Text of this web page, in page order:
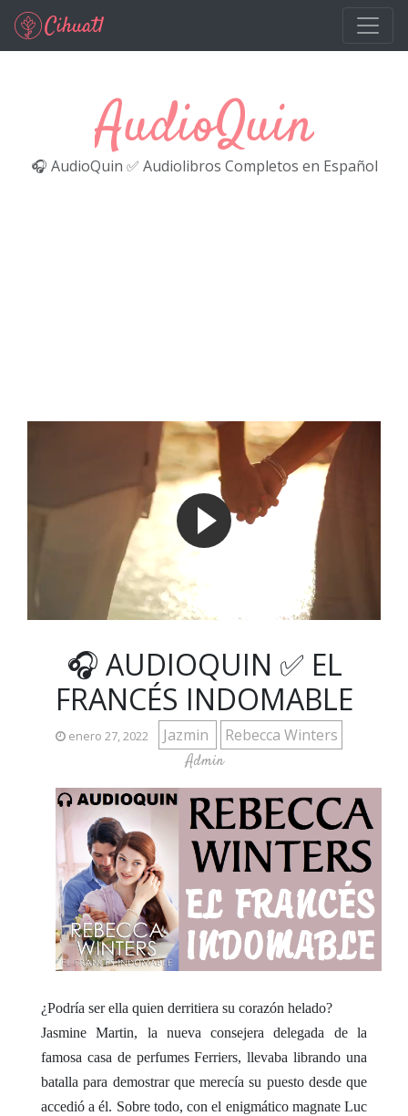
Ir al contenido principal
AudioQuin
🎧 AudioQuin ✅ Audiolibros Completos en Español
🎧 AUDIOQUIN ✅ EL
FRANCÉS INDOMABLE
enero 27, 2022 Jazmin Rebecca Winters
Admin
¿Podría ser ella quien derritiera su corazón helado?
Jasmine Martin, la nueva consejera delegada de la
famosa casa de perfumes Ferriers, llevaba librando una
batalla para demostrar que merecía su puesto desde que
accedió a él. Sobre todo, con el enigmático magnate Luc